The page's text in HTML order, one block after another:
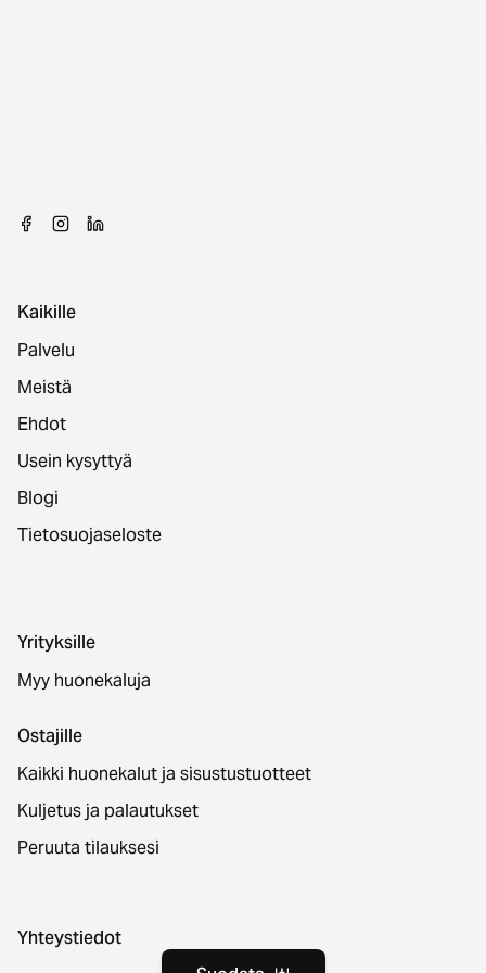
Kaikille
Palvelu
Meistä
Ehdot
Usein kysyttyä
Blogi
Tietosuojaseloste
Yrityksille
Myy huonekaluja
Ostajille
Kaikki huonekalut ja sisustustuotteet
Kuljetus ja palautukset
Peruuta tilauksesi
Yhteystiedot